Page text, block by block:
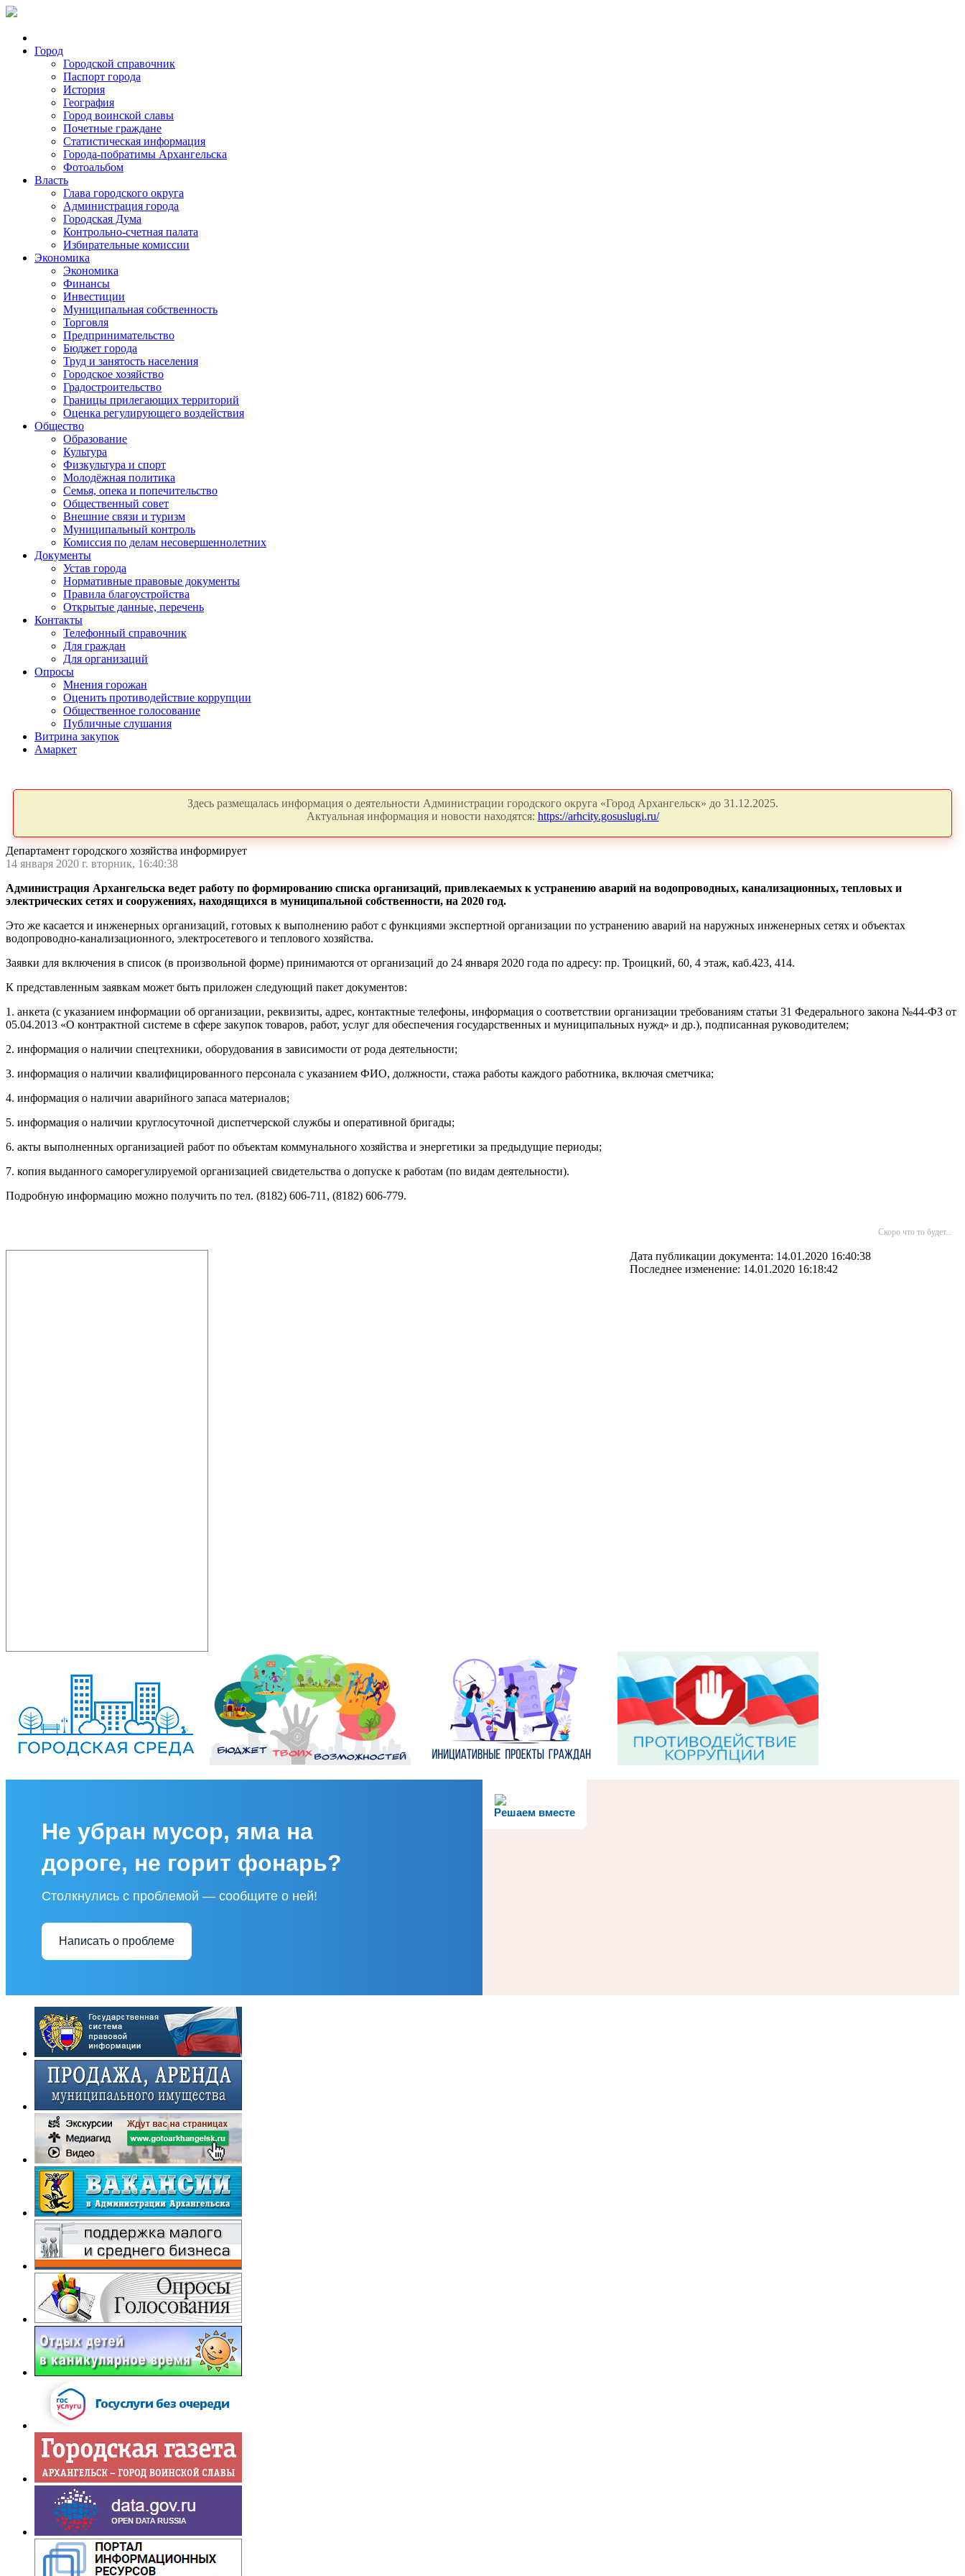
Город
Городской справочник
Паспорт города
История
География
Город воинской славы
Почетные граждане
Статистическая информация
Города-побратимы Архангельска
Фотоальбом
Власть
Глава городского округа
Администрация города
Городская Дума
Контрольно-счетная палата
Избирательные комиссии
Экономика
Экономика
Финансы
Инвестиции
Муниципальная собственность
Торговля
Предпринимательство
Бюджет города
Труд и занятость населения
Городское хозяйство
Градостроительство
Границы прилегающих территорий
Оценка регулирующего воздействия
Общество
Образование
Культура
Физкультура и спорт
Молодёжная политика
Семья, опека и попечительство
Общественный совет
Внешние связи и туризм
Муниципальный контроль
Комиссия по делам несовершеннолетних
Документы
Устав города
Нормативные правовые документы
Правила благоустройства
Открытые данные, перечень
Контакты
Телефонный справочник
Для граждан
Для организаций
Опросы
Мнения горожан
Оценить противодействие коррупции
Общественное голосование
Публичные слушания
Витрина закупок
Амаркет
Здесь размещалась информация о деятельности Администрации городского округа «Город Архангельск» до 31.12.2025.
Актуальная информация и новости находятся: https://arhcity.gosuslugi.ru/
Департамент городского хозяйства информирует
14 января 2020 г. вторник, 16:40:38
Администрация Архангельска ведет работу по формированию списка организаций, привлекаемых к устранению аварий на водопроводных, канализационных, тепловых и
электрических сетях и сооружениях, находящихся в муниципальной собственности, на 2020 год.
Это же касается и инженерных организаций, готовых к выполнению работ с функциями экспертной организации по устранению аварий на наружных инженерных сетях и объектах
водопроводно-канализационного, электросетевого и теплового хозяйства.
Заявки для включения в список (в произвольной форме) принимаются от организаций до 24 января 2020 года по адресу: пр. Троицкий, 60, 4 этаж, каб.423, 414.
К представленным заявкам может быть приложен следующий пакет документов:
1. анкета (с указанием информации об организации, реквизиты, адрес, контактные телефоны, информация о соответствии организации требованиям статьи 31 Федерального закона №44-ФЗ от
05.04.2013 «О контрактной системе в сфере закупок товаров, работ, услуг для обеспечения государственных и муниципальных нужд» и др.), подписанная руководителем;
2. информация о наличии спецтехники, оборудования в зависимости от рода деятельности;
3. информация о наличии квалифицированного персонала с указанием ФИО, должности, стажа работы каждого работника, включая сметчика;
4. информация о наличии аварийного запаса материалов;
5. информация о наличии круглосуточной диспетчерской службы и оперативной бригады;
6. акты выполненных организацией работ по объектам коммунального хозяйства и энергетики за предыдущие периоды;
7. копия выданного саморегулируемой организацией свидетельства о допуске к работам (по видам деятельности).
Подробную информацию можно получить по тел. (8182) 606-711, (8182) 606-779.
Скоро что то будет...
Дата публикации документа: 14.01.2020 16:40:38
Последнее изменение: 14.01.2020 16:18:42
Решаем вместе
Не убран мусор, яма на
дороге, не горит фонарь?
Столкнулись с проблемой — сообщите о ней!
Написать о проблеме